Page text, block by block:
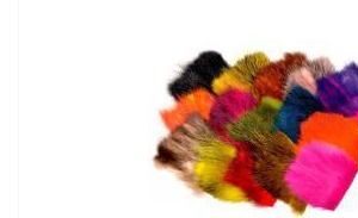
VOIR LE PRODUIT